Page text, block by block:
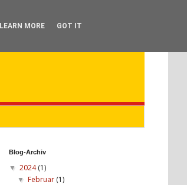
Blog-Archiv
▼ 2024(1)
▼Februar (1)
LEARN MORE GOT IT